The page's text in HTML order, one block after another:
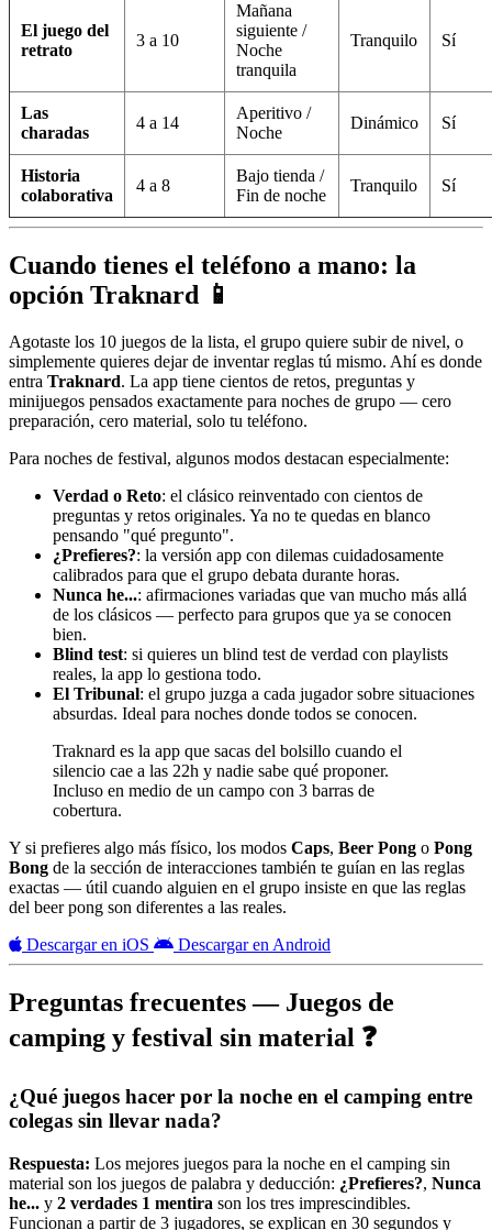
El juego del
retrato
3 a 10
Mañana
siguiente /
Noche
tranquila
Tranquilo Sí
Las
charadas
4 a 14
Aperitivo /
Noche
Dinámico Sí
Historia
colaborativa
4 a 8
Bajo tienda /
Fin de noche
Tranquilo Sí
Cuando tienes el teléfono a mano: la
opción Traknard 📱
Agotaste los 10 juegos de la lista, el grupo quiere subir de nivel, o
simplemente quieres dejar de inventar reglas tú mismo. Ahí es donde
entra Traknard. La app tiene cientos de retos, preguntas y
minijuegos pensados exactamente para noches de grupo — cero
preparación, cero material, solo tu teléfono.
Para noches de festival, algunos modos destacan especialmente:
Verdad o Reto: el clásico reinventado con cientos de
preguntas y retos originales. Ya no te quedas en blanco
pensando "qué pregunto".
¿Prefieres?: la versión app con dilemas cuidadosamente
calibrados para que el grupo debata durante horas.
Nunca he...: afirmaciones variadas que van mucho más allá
de los clásicos — perfecto para grupos que ya se conocen
bien.
Blind test: si quieres un blind test de verdad con playlists
reales, la app lo gestiona todo.
El Tribunal: el grupo juzga a cada jugador sobre situaciones
absurdas. Ideal para noches donde todos se conocen.
Traknard es la app que sacas del bolsillo cuando el
silencio cae a las 22h y nadie sabe qué proponer.
Incluso en medio de un campo con 3 barras de
cobertura.
Y si prefieres algo más físico, los modos Caps, Beer Pong o Pong
Bong de la sección de interacciones también te guían en las reglas
exactas — útil cuando alguien en el grupo insiste en que las reglas
del beer pong son diferentes a las reales.
Descargar en iOS
Descargar en Android
Preguntas frecuentes — Juegos de
camping y festival sin material ❓
¿Qué juegos hacer por la noche en el camping entre
colegas sin llevar nada?
Respuesta: Los mejores juegos para la noche en el camping sin
material son los juegos de palabra y deducción: ¿Prefieres?, Nunca
he... y 2 verdades 1 mentira son los tres imprescindibles.
Funcionan a partir de 3 jugadores, se explican en 30 segundos y